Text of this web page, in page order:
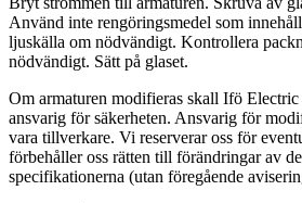
Använd inte rengöringsmedel som
ljuskälla om nödvändigt. Kontrollera
nödvändigt. Sätt på glaset.
Om armaturen modifieras skall Ifö Electric
ansvarig för säkerheten. Ansvarig för
vara tillverkare. Vi reserverar oss för
förbehåller oss rätten till förändringar av
specifikationerna (utan föregående